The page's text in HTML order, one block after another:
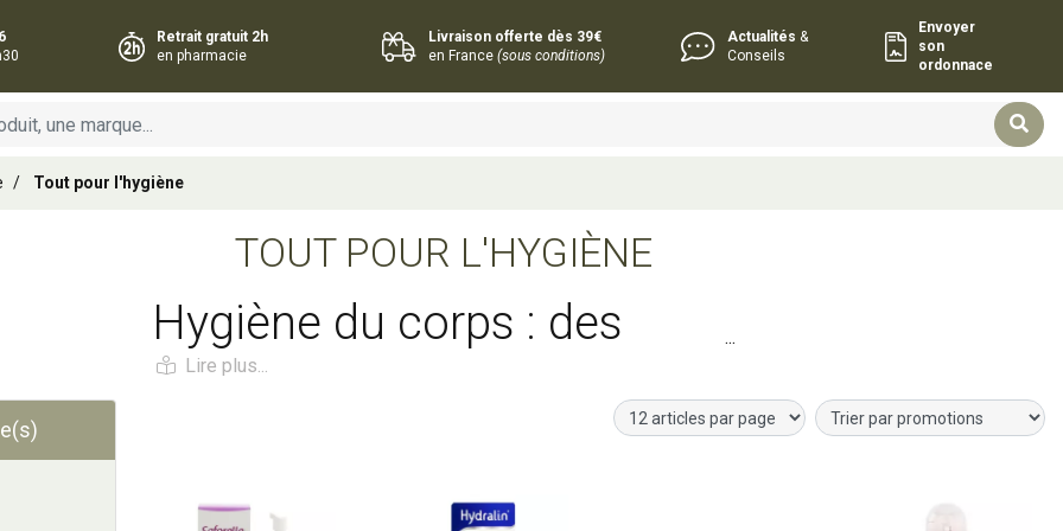
Retrait gratuit 2h
en pharmacie
Livraison offerte dès 39€
en France(sous conditions)
Actualités &
Conseils
Envoyer
son
ordonnace
Tout pour l'hygiène
TOUT POUR L'HYGIÈNE
Hygiène du corps : des
soins adaptés à chaque
Prendre soin de son hygiène corporelle est un geste quotidien